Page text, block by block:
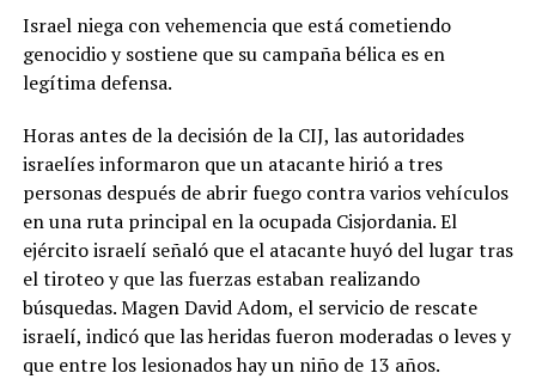
Israel niega con vehemencia que está cometiendo
genocidio y sostiene que su campaña bélica es en
legítima defensa.
Horas antes de la decisión de la CIJ, las autoridades
israelíes informaron que un atacante hirió a tres
personas después de abrir fuego contra varios vehículos
en una ruta principal en la ocupada Cisjordania. El
ejército israelí señaló que el atacante huyó del lugar tras
el tiroteo y que las fuerzas estaban realizando
búsquedas. Magen David Adom, el servicio de rescate
israelí, indicó que las heridas fueron moderadas o leves y
que entre los lesionados hay un niño de 13 años.